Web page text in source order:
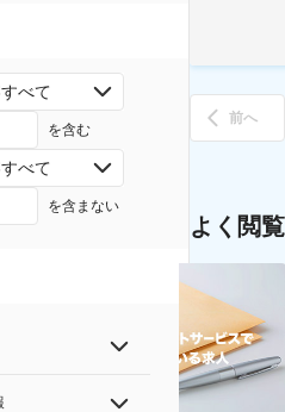
べて
を含む
べて
を含まない
前へ
よく閲